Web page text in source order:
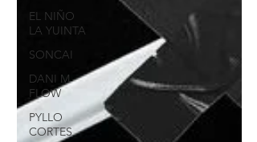
EL NIÑO
LA YUINTA
SONCAI
DANI M
FLOW
PYLLO
CORTES